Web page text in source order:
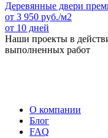
Деревянные двери
от 3 950 руб./м2
от 10 дней
Наши проекты в
выполненных работ
О компании
Блог
FAQ